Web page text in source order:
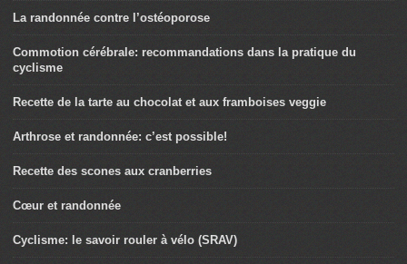
La randonnée contre l’ostéoporose
Commotion cérébrale: recommandations dans la pratique du
cyclisme
Recette de la tarte au chocolat et aux framboises veggie
Arthrose et randonnée: c’est possible!
Recette des scones aux cranberries
Cœur et randonnée
Cyclisme: le savoir rouler à vélo (SRAV)